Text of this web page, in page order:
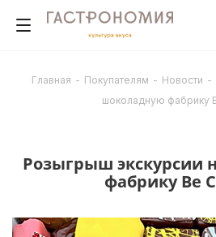
Главная - Покупателям - Новости -
шоколадную фабрику
Розыгрыш экскурсии
фабрику Be